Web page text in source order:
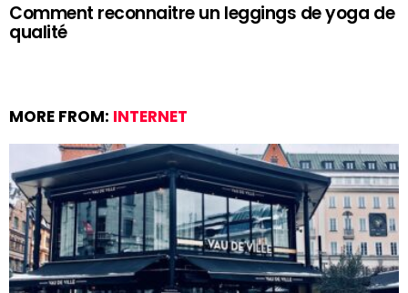
Comment reconnaitre un leggings de yoga de
qualité
MORE FROM: INTERNET